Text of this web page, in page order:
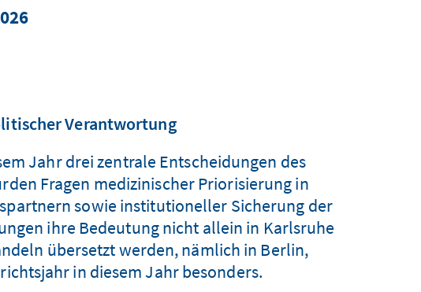
Verantwortung
Jahr drei zentrale Entscheidungen des
Fragen medizinischer Priorisierung in
sowie institutioneller Sicherung der
ihre Bedeutung nicht allein in Karlsruhe
übersetzt werden, nämlich in Berlin,
in diesem Jahr besonders.